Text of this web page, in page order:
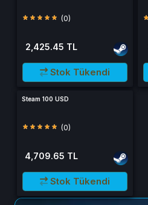
(0)
2,425.45 TL
Stok Tükendi
Steam 100 USD
(0)
4,709.65 TL
Stok Tükendi